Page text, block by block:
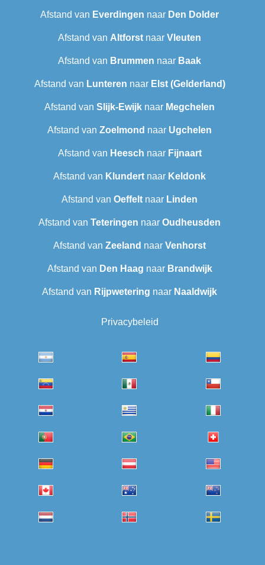
Afstand van Everdingen naar Den Dolder
Afstand van Altforst naar Vleuten
Afstand van Brummen naar Baak
Afstand van Lunteren naar Elst (Gelderland)
Afstand van Slijk-Ewijk naar Megchelen
Afstand van Zoelmond naar Ugchelen
Afstand van Heesch naar Fijnaart
Afstand van Klundert naar Keldonk
Afstand van Oeffelt naar Linden
Afstand van Teteringen naar Oudheusden
Afstand van Zeeland naar Venhorst
Afstand van Den Haag naar Brandwijk
Afstand van Rijpwetering naar Naaldwijk
Privacybeleid